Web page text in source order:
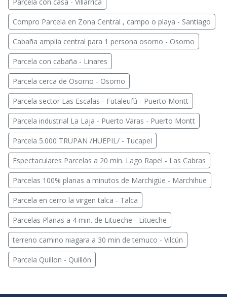
Compro Parcela en Zona Central , campo o playa - Santiago
Cabaña amplia central para 1 persona osorno - Osorno
Parcela con cabaña - Linares
Parcela cerca de Osorno - Osorno
Parcela sector Las Escalas - Futaleufú - Puerto Montt
Parcela industrial La Laja - Puerto Varas - Puerto Montt
Parcela 5.000 TRUPAN /HUEPIL/ - Tucapel
Espectaculares Parcelas a 20 min. Lago Rapel - Las Cabras
Parcelas 100% planas a minutos de Marchigüe - Marchihue
Parcela en cerro la virgen talca - Talca
Parcelas Planas a 4 min. de Litueche - Litueche
terreno camino niagara a 30 min de temuco - Vilcún
Parcela Quillon - Quillón